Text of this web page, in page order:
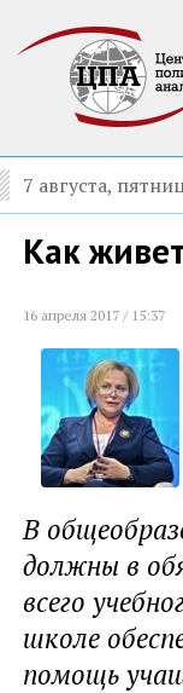
7 августа,
Как
16 апреля 2017 / 15:37
В
должны в
всего
школе
помощь